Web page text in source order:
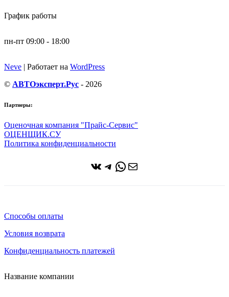
График работы
пн-пт 09:00 - 18:00
Neve | Работает на WordPress
© АВТОэксперт.Рус - 2026
Партнеры:
Оценочная компания "Прайс-Сервис"
ОЦЕНЩИК.СУ
Политика конфиденциальности
ВКонтакте
Telegram
WhatsApp
Почта
Способы оплаты
Условия возврата
Конфиденциальность платежей
Название компании